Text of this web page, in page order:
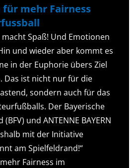
für mehr Fairness
Spaß! Und Emotionen
und wieder aber kommt es
in der Euphorie übers Ziel
Das ist nicht nur für die
sondern auch für das
Der Bayerische
und ANTENNE BAYERN
mit der Initiative
am Spielfeldrand!“
Fairness im